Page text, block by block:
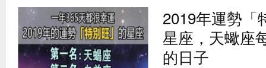
2019年運勢「
星座，天蠍座
的日子